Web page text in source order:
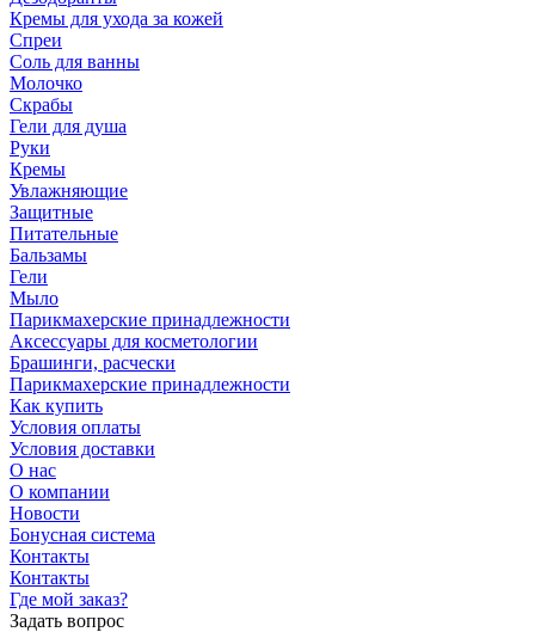
Кремы для ухода за кожей
Спреи
Соль для ванны
Молочко
Скрабы
Гели для душа
Руки
Кремы
Увлажняющие
Защитные
Питательные
Бальзамы
Гели
Мыло
Парикмахерские принадлежности
Аксессуары для косметологии
Брашинги, расчески
Парикмахерские принадлежности
Как купить
Условия оплаты
Условия доставки
О нас
О компании
Новости
Бонусная система
Контакты
Контакты
Где мой заказ?
Задать вопрос